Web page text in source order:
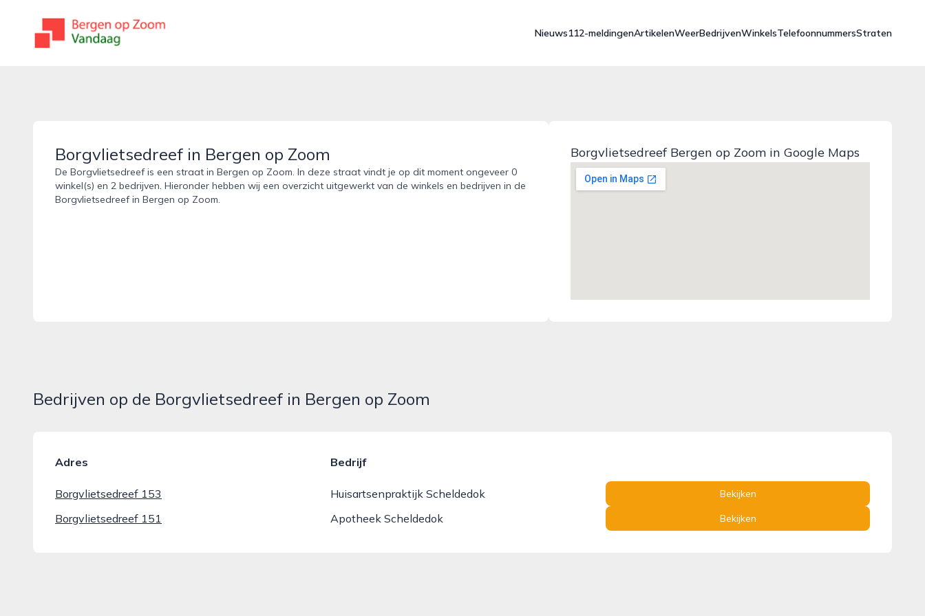
bergenopzoomvandaag.nl
Nieuws112-meldingenArtikelenWeerBedrijvenWinkelsTelefoonnummersStraten
Borgvlietsedreef in Bergen op Zoom
De Borgvlietsedreef is een straat in Bergen op Zoom. In deze straat vindt je op dit moment ongeveer 0
winkel(s) en 2 bedrijven. Hieronder hebben wij een overzicht uitgewerkt van de winkels en bedrijven in de
Borgvlietsedreef in Bergen op Zoom.
Borgvlietsedreef Bergen op Zoom in Google Maps
Bedrijven op de Borgvlietsedreef in Bergen op Zoom
Adres Bedrijf
Borgvlietsedreef 153 Huisartsenpraktijk Scheldedok Bekijken
Borgvlietsedreef 151 Apotheek Scheldedok Bekijken